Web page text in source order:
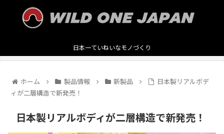
日本一ていねいなモノづくり
ホーム 製品情報 新製品
日本製リアルボデ
ィが二層構造で新発売！
日本製リアルボディが二層構造で新発売！